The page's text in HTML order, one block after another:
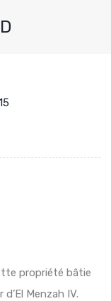
propriété bâtie
Menzah IV.